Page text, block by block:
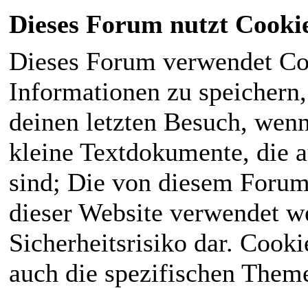
Dieses Forum nutzt
Dieses Forum verwendet
Informationen zu
deinen letzten Besuch,
kleine Textdokumente, die
sind; Die von diesem
dieser Website verwendet
Sicherheitsrisiko dar.
auch die spezifischen